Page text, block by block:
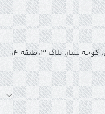
ستارخان، خیابان خسرو جنوبی، کوچه سیار، پلاک 3، طبقه 4،